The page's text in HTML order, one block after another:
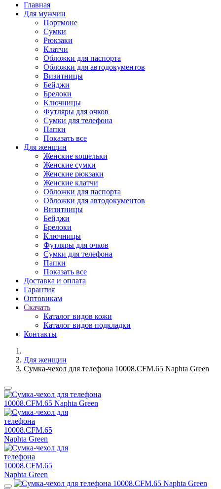
Главная
Для мужчин
Портмоне
Сумки
Рюкзаки
Клатчи
Обложки для паспорта
Обложки для автодокументов
Визитницы
Бейджи
Брелоки
Ключницы
Футляры для очков
Сумки для телефона
Папки
Показать все
Для женщин
Женские кошельки
Женские сумки
Женские рюкзаки
Женские клатчи
Обложки для паспорта
Обложки для автодокументов
Визитницы
Бейджи
Брелоки
Ключницы
Футляры для очков
Сумки для телефона
Папки
Показать все
Доставка и оплата
Гарантия
Оптовикам
Скачать
Каталог видов кожи
Каталог видов подкладки
Контакты
Для женщин
Сумка-чехол для телефона 10008.CFM.65 Naphta Green